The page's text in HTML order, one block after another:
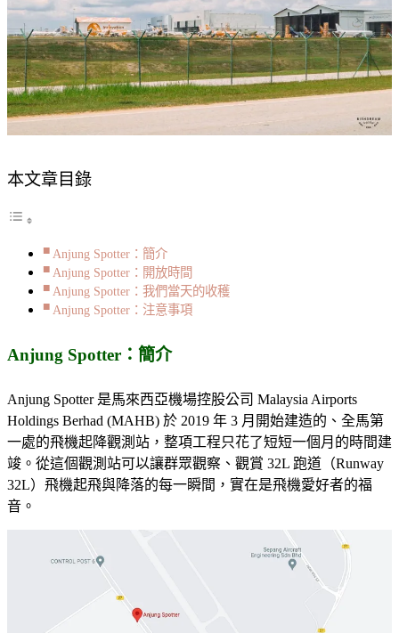
本文章目錄
Anjung Spotter：簡介
Anjung Spotter：開放時間
Anjung Spotter：我們當天的收穫
Anjung Spotter：注意事項
Anjung Spotter：簡介
Anjung Spotter 是馬來西亞機場控股公司 Malaysia Airports
Holdings Berhad (MAHB) 於 2019 年 3 月開始建造的、全馬第
一處的飛機起降觀測站，整項工程只花了短短一個月的時間建
竣。從這個觀測站可以讓群眾觀察、觀賞 32L 跑道（Runway
32L）飛機起飛與降落的每一瞬間，實在是飛機愛好者的福
音。